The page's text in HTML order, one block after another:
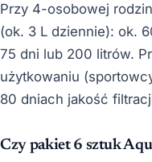
Przy 4-osobowej
(ok. 3 L dziennie): ok.
75 dni lub 200 litrów.
użytkowaniu
80 dniach jakość
Czy pakiet 6 sztuk